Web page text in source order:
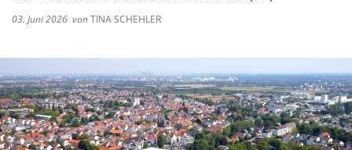
03. Juni 2026 vonTINA SCHEHLER